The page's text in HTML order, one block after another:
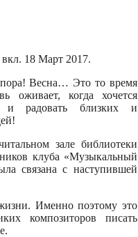
18 Март 2017.
Весна… Это то время
оживает, когда хочется
и радовать близких и
зале библиотеки
клуба «Музыкальный
связана с наступившей
Именно поэтому это
композиторов писать